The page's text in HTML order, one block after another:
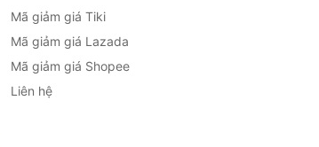
Mã giảm giá Tiki
Mã giảm giá Lazada
Mã giảm giá Shopee
Liên hệ